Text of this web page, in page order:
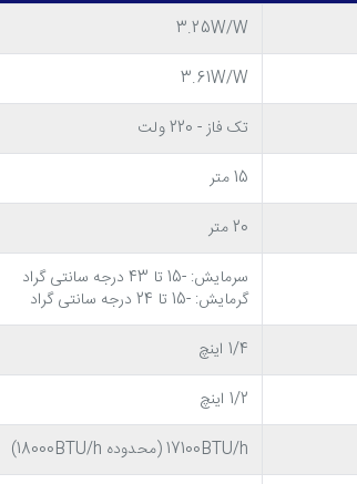
بودن به کیت اینورتر است. این کیت باعث
گازی پس از رسیدن دمای محیط به حد مطلوب
علاوه بر افزایش طول عمر موتور کولر، بر
کنید؟!کولر گازی اینورتر جی پلاس مدل GAC-HV18CB1
می آید.
3.25W/W
3.61W/W
تک فاز - 220 ولت
15 متر
20 متر
سرمایش: -15 تا 43 درجه سانتی گراد
گرمایش: -15 تا 24 درجه سانتی گراد
1/4 اینچ
1/2 اینچ
17100BTU/h (محدوده 18000BTU/h)